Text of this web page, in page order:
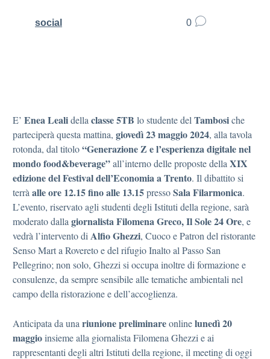
social 0
E’ Enea Lealidella classe 5TB lo studente del Tambosiche
parteciperà questa mattina, giovedì 23 maggio 2024, alla tavola
rotonda, dal titolo“Generazione Z e l’esperienza digitale nel
mondo food&beverage”all’interno delle proposte della XIX
edizione del Festival dell’Economia a Trento. Il dibattito si
terrà alle ore 12.15 fino alle 13.15pressoSala Filarmonica.
L’evento, riservato agli studenti degli Istituti della regione, sarà
moderato dalla giornalista Filomena Greco, Il Sole 24 Ore, e
vedrà l’intervento di Alfio Ghezzi, Cuoco e Patron del ristorante
Senso Mart a Rovereto e del rifugio Inalto al Passo San
Pellegrino; non solo, Ghezzi si occupa inoltre di formazione e
consulenze, da sempre sensibile alle tematiche ambientali nel
campo della ristorazione e dell’accoglienza.
Anticipata da una riunionepreliminareonlinelunedì 20
maggioinsieme alla giornalista Filomena Ghezzi e ai
rappresentanti degli altri Istituti della regione, il meeting di oggi